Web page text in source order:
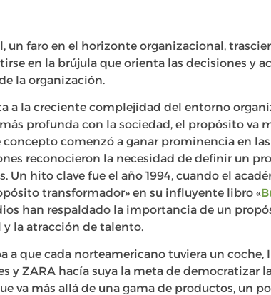
un faro en el horizonte organizacional,
en la brújula que orienta las decisiones y
la organización.
a la creciente complejidad del entorno
profunda con la sociedad, el propósito va
comenzó a ganar prominencia en
reconocieron la necesidad de definir un
Un hito clave fue el año 1994, cuando el
transformador» en su influyente libro «
han respaldado la importancia de un
la atracción de talento.
a que cada norteamericano tuviera un coche,
y ZARA hacía suya la meta de democratizar
va más allá de una gama de productos, un